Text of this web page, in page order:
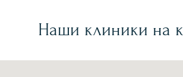
Наши клиники на